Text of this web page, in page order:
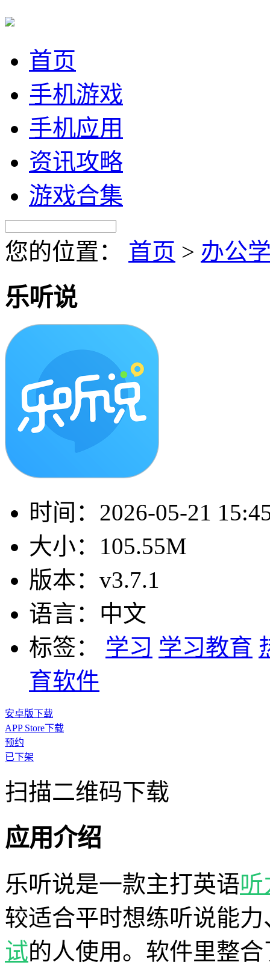
首页
手机游戏
手机应用
资讯攻略
游戏合集
您的位置： 首页 > 办公
乐听说
时间： 2026-05-21
大小： 105.55M
版本： v3.7.1
语言： 中文
标签：
学习 学习教育
育软件
安卓版下载
APP Store下载
预约
已下架
扫描二维码下载
应用介绍
乐听说是一款主打英语听
较适合平时想练听说能
试的人使用。软件里整